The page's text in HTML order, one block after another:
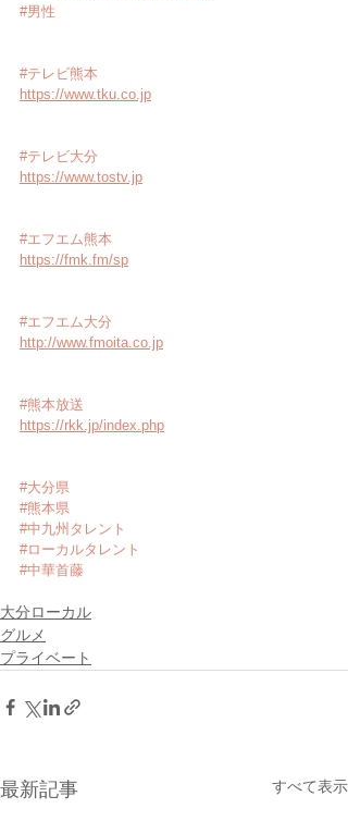
#男性
#テレビ熊本
https://www.tku.co.jp
#テレビ大分
https://www.tostv.jp
#エフエム熊本
https://fmk.fm/sp
#エフエム大分
http://www.fmoita.co.jp
#熊本放送
https://rkk.jp/index.php
#大分県
#熊本県
#中九州タレント
#ローカルタレント
#中華首藤
大分ローカル
グルメ
プライベート
最新記事 すべて表示